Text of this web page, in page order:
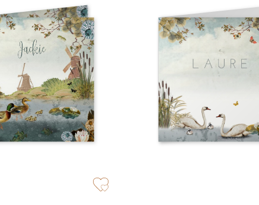
zet op verlanglijstje